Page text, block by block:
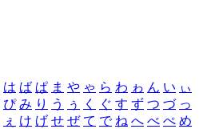
は ば ぱ ま や ゃ ら わ ゎ ん い ぃ
ぴ み り う ぅ く ぐ す ず つ づ っ
ぇ け げ せ ぜ て で ね へ べ ぺ め